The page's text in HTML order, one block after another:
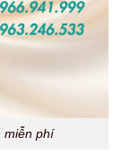
miễn phí